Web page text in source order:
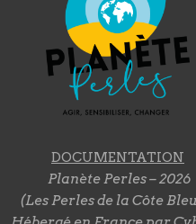
DOCUMENTATION
Planète Perles – 2026
(Les Perles de la Côte